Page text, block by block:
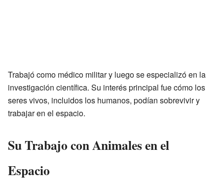
Trabajó como médico militar y luego se especializó en la
investigación científica. Su interés principal fue cómo los
seres vivos, incluidos los humanos, podían sobrevivir y
trabajar en el espacio.
Su Trabajo con Animales en el
Espacio